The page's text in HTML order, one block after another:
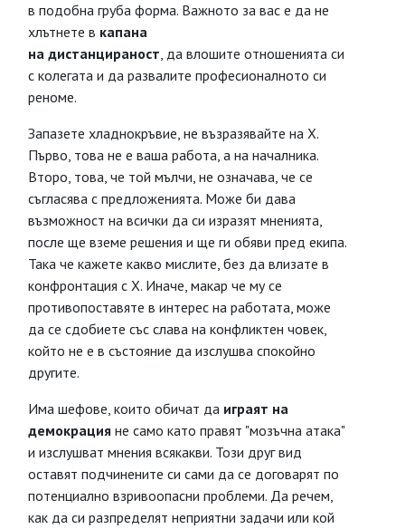
в подобна груба форма. Важното за вас е да не
хлътнете в капана
на дистанцираност, да влошите отношенията си
с колегата и да развалите професионалното си
реноме.
Запазете хладнокръвие, не възразявайте на Х.
Първо, това не е ваша работа, а на началника.
Второ, това, че той мълчи, не означава, че се
съгласява с предложенията. Може би дава
възможност на всички да си изразят мненията,
после ще вземе решения и ще ги обяви пред екипа.
Така че кажете какво мислите, без да влизате в
конфронтация с Х. Иначе, макар че му се
противопоставяте в интерес на работата, може
да се сдобиете със слава на конфликтен човек,
който не е в състояние да изслушва спокойно
другите.
Има шефове, които обичат да играят на
демокрация не само като правят "мозъчна атака"
и изслушват мнения всякакви. Този друг вид
оставят подчинените си сами да се договарят по
потенциално взривоопасни проблеми. Да речем,
как да си разпределят неприятни задачи или кой